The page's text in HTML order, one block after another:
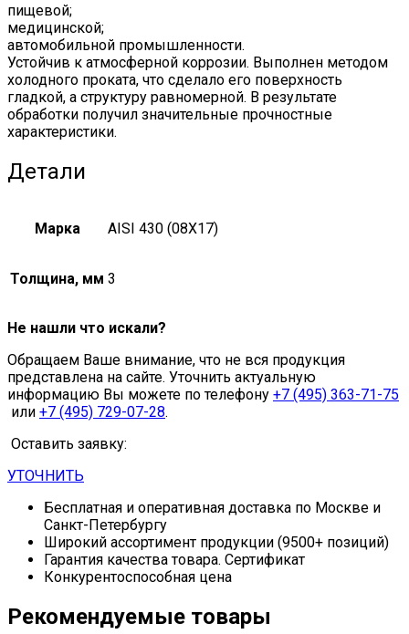
пищевой;
медицинской;
автомобильной промышленности.
Устойчив к атмосферной коррозии. Выполнен методом
холодного проката, что сделало его поверхность
гладкой, а структуру равномерной. В результате
обработки получил значительные прочностные
характеристики.
Детали
Марка AISI 430 (08Х17)
Толщина, мм 3
Не нашли что искали?
Обращаем Ваше внимание, что не вся продукция
представлена на сайте. Уточнить актуальную
информацию Вы можете по телефону +7 (495) 363-71-75
или +7 (495) 729-07-28.
Оставить заявку:
УТОЧНИТЬ
Бесплатная и оперативная доставка по Москве и
Санкт-Петербургу
Широкий ассортимент продукции (9500+ позиций)
Гарантия качества товара. Сертификат
Конкурентоспособная цена
Рекомендуемые товары